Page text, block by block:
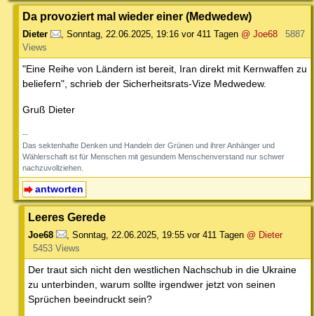
Da provoziert mal wieder einer (Medwedew)
Dieter , Sonntag, 22.06.2025, 19:16 vor 411 Tagen @ Joe68
5887
Views
"Eine Reihe von Ländern ist bereit, Iran direkt mit Kernwaffen zu
beliefern", schrieb der Sicherheitsrats-Vize Medwedew.
Gruß Dieter
--
Das sektenhafte Denken und Handeln der Grünen und ihrer Anhänger und
Wählerschaft ist für Menschen mit gesundem Menschenverstand nur schwer
nachzuvollziehen.
antworten
Leeres Gerede
Joe68 Sonntag, 22.06.2025, 19:55 vor 411 Tagen @ Dieter
5453 Views
Der traut sich nicht den westlichen Nachschub in die Ukraine
zu unterbinden, warum sollte irgendwer jetzt von seinen
Sprüchen beeindruckt sein?